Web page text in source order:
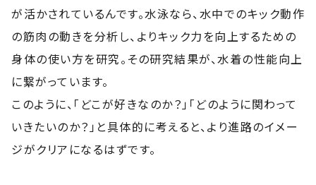
が活かされているんです。水泳なら、水中でのキック動作
の筋肉の動きを分析し、よりキック力を向上するための
身体の使い方を研究。その研究結果が、水着の性能向上
に繋がっています。
このように、「どこが好きなのか？」「どのように関わって
いきたいのか？」と具体的に考えると、より進路のイメー
ジがクリアになるはずです。